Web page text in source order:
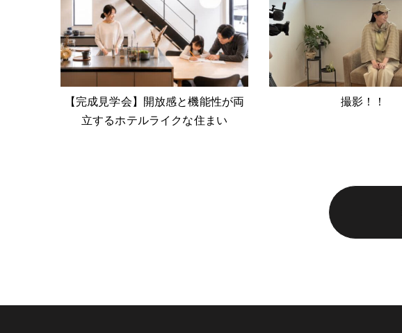
【完成見学会】開放感と機能性が両
立するホテルライクな住まい
撮影！！